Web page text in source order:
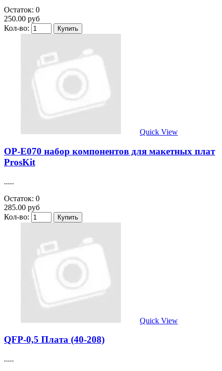
Остаток: 0
250.00 руб
Кол-во:
Quick View
OP-E070 набор компонентов для макетных плат
ProsKit
.....
Остаток: 0
285.00 руб
Кол-во:
Quick View
QFP-0,5 Плата (40-208)
.....